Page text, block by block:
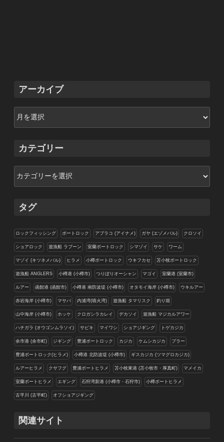
アーカイブ
ー
カ
カテゴリー
テ
ゴ
タグ
ロックフィッシング ボートロック アブラコ (アイナメ) ガヤ (エゾメバル) クロソイ
ショアロック 遊漁船 ラブーン 室蘭ボートロック シマゾイ サケ ワーム
マゾイ (キツネメバル) ヒラメ 小樽ボートロック ウキフカセ 苫小牧ボートロック
遊漁船 ANGLERS 小樽港 (小樽市) つりぼりオーシャン マゴイ 室蘭港 (室蘭市)
ルアー 函館港 (函館市) 小樽港 南防波堤 (小樽市) オタモイ海岸 (小樽市) ウキルアー
赤岩海岸 (小樽市) マサバ 内浦湾(噴火湾) 遊漁船 タマリスク 釣り堀
山中海岸 (小樽市) ホッケ クロガシラカレイ デカソイ 遊漁船 マジカルアワー
ハチガラ (オウゴンムラソイ) サビキ マイワシ ショアジギング トゲカジカ
余市港 (余市町) ジギング 豊浦ボートロック カジカ ケムシカジカ ブラー
豊浦ボートロック(ヒラメ) 小樽港 北防波堤 (小樽市) ギスカジカ (ツマグロカジカ)
ルアーヒラメ クサフグ 豊浦ボートヒラメ 苫小牧東港 (苫小牧市・厚真町) マメイカ
室蘭ボートヒラメ エギング 石狩湾新港 (小樽市・石狩市) 小樽ボートヒラメ
古平川 (古平町) オフショアジギング
関連サイト